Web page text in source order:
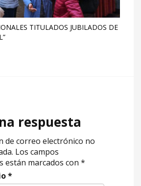
TITULADOS JUBILADOS DE
respuesta
de correo electrónico no
Los campos
están marcados con *
*